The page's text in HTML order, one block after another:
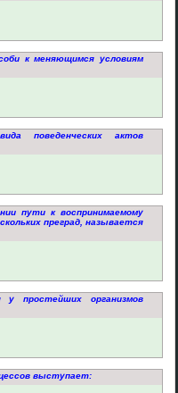
к меняющимся условиям
поведенческих актов
пути к воспринимаемому
преград, называется
у простейших организмов
выступает: